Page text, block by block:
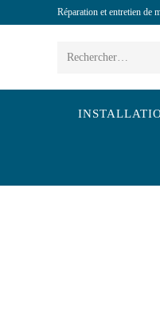
Réparation et entretien de
Rechercher…